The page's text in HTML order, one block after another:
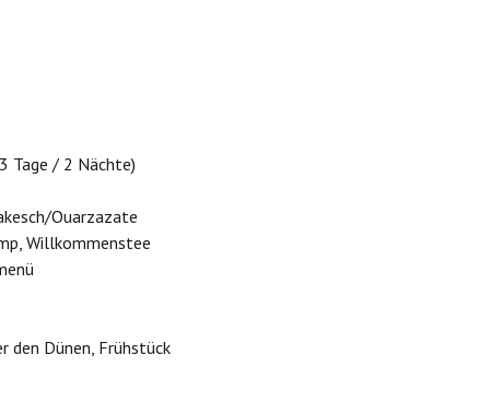
Tage / 2 Nächte)
Ouarzazate
Willkommenstee
den Dünen, Frühstück